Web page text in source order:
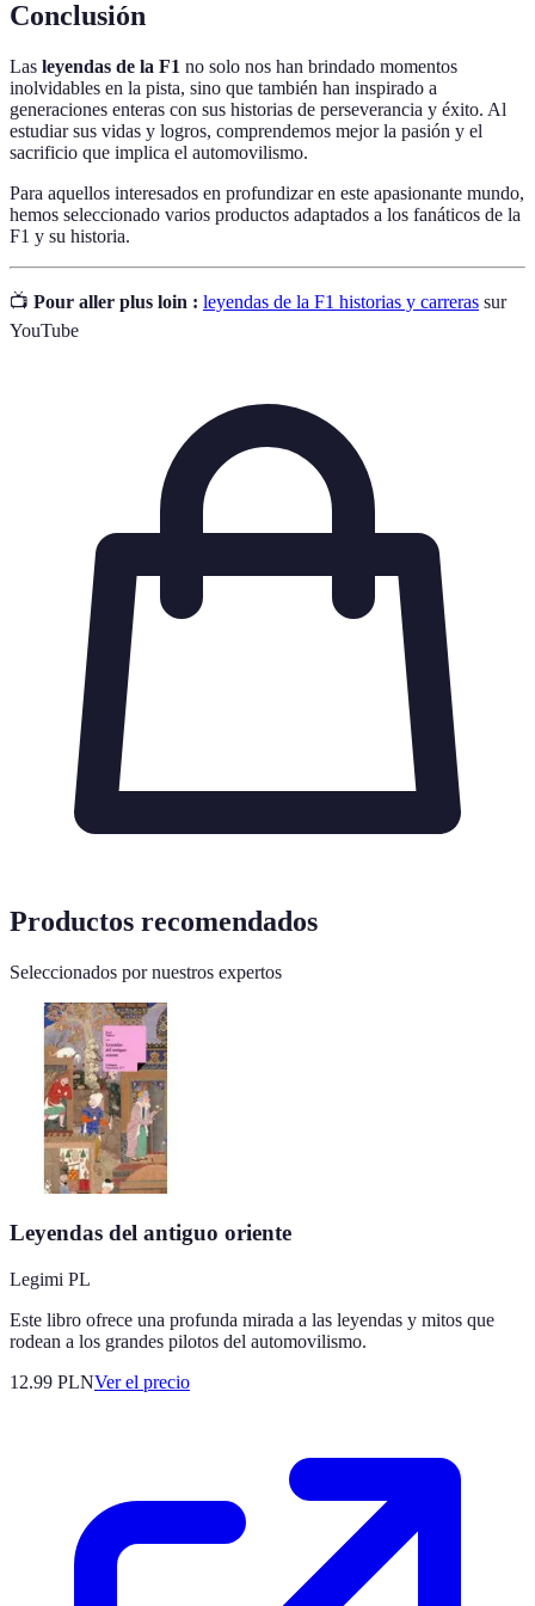
Conclusión
Las leyendas de la F1 no solo nos han brindado momentos
inolvidables en la pista, sino que también han inspirado a
generaciones enteras con sus historias de perseverancia y éxito. Al
estudiar sus vidas y logros, comprendemos mejor la pasión y el
sacrificio que implica el automovilismo.
Para aquellos interesados en profundizar en este apasionante mundo,
hemos seleccionado varios productos adaptados a los fanáticos de la
F1 y su historia.
📺 Pour aller plus loin : leyendas de la F1 historias y carreras sur
YouTube
Productos recomendados
Seleccionados por nuestros expertos
Leyendas del antiguo oriente
Legimi PL
Este libro ofrece una profunda mirada a las leyendas y mitos que
rodean a los grandes pilotos del automovilismo.
12.99 PLNVer el precio